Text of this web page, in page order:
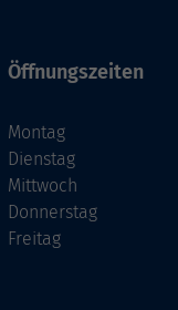
Öffnungszeiten
Montag
Dienstag
Mittwoch
Donnerstag
Freitag